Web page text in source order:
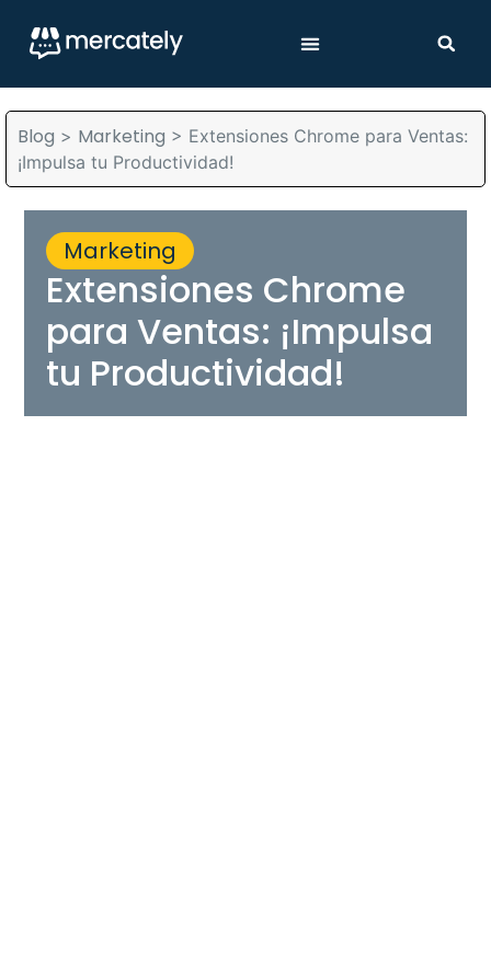
Blog > Marketing > Extensiones Chrome para Ventas:
¡Impulsa tu Productividad!
Marketing
Extensiones Chrome
para Ventas: ¡Impulsa
tu Productividad!